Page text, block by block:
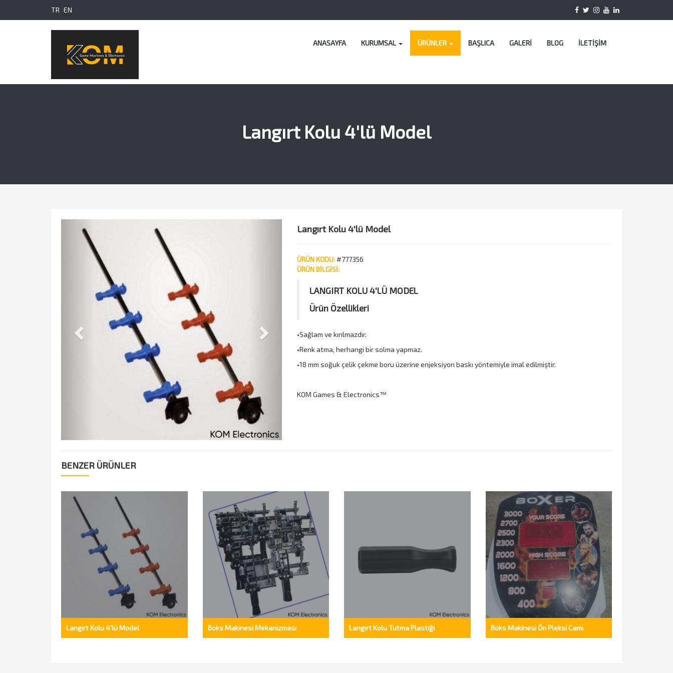
TR EN
ANASAYFA KURUMSAL ÜRÜNLER BAŞLICA GALERİ BLOG İLETİŞİM
Langırt Kolu 4'lü Model
Previous Langırt Kolu 4'lü Model
ÜRÜN KODU:#777356
ÜRÜN BİLGİSİ:
LANGIRT KOLU 4'LÜ MODEL
Ürün Özellikleri
•Sağlam ve kırılmazdır.
•Renk atma, herhangi bir solma yapmaz.
•18 mm soğuk çelik çekme boru üzerine enjeksiyon baskı yöntemiyle imal edilmiştir.
KOM Games & Electronics™
BENZER ÜRÜNLER
Langırt Kolu 4'lü Model Boks Makinesi Mekanizması Langırt Kolu Tutma Plastiği Boks Makinesi Ön Pleksi Camı